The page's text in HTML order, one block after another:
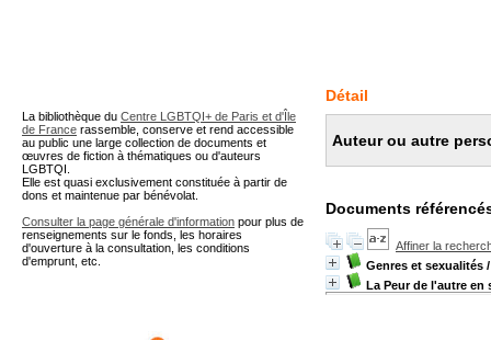
Détail
Auteur ou autre
Documents
Affiner la
Genres et sexualités
La Peur de l'autre en
La bibliothèque du Centre LGBTQI+ de Paris et d'Île
de France rassemble, conserve et rend accessible
au public une large collection de documents et
œuvres de fiction à thématiques ou d'auteurs
LGBTQI.
Elle est quasi exclusivement constituée à partir de
dons et maintenue par bénévolat.
Consulter la page générale d'information pour plus de
renseignements sur le fonds, les horaires
d'ouverture à la consultation, les conditions
d'emprunt, etc.